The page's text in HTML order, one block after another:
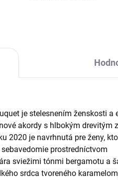
je stelesnením ženskosti a
akordy s hlbokým drevitým
2020 je navrhnutá pre ženy,
prostredníctvom
sviežimi tónmi bergamotu a
srdca tvoreného